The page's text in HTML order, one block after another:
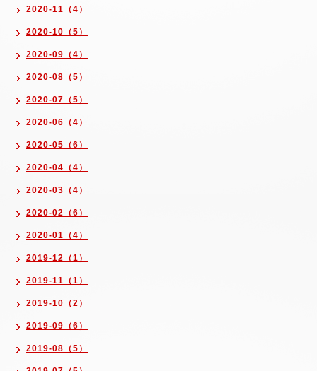
2020-11（4）
2020-10（5）
2020-09（4）
2020-08（5）
2020-07（5）
2020-06（4）
2020-05（6）
2020-04（4）
2020-03（4）
2020-02（6）
2020-01（4）
2019-12（1）
2019-11（1）
2019-10（2）
2019-09（6）
2019-08（5）